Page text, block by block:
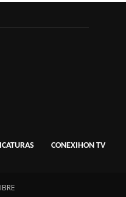
CONEXIHON TV